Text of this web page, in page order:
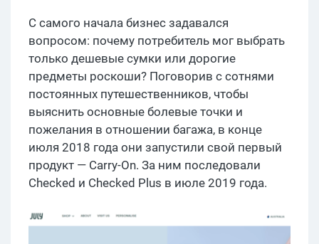
С самого начала бизнес задавался
вопросом: почему потребитель мог выбрать
только дешевые сумки или дорогие
предметы роскоши? Поговорив с сотнями
постоянных путешественников, чтобы
выяснить основные болевые точки и
пожелания в отношении багажа, в конце
июля 2018 года они запустили свой первый
продукт — Carry-On. За ним последовали
Checked и Checked Plus в июле 2019 года.